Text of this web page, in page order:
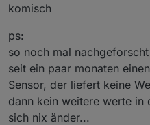
bei mir läuft es auch
komisch
ps:
so noch mal
seit ein paar monaten
Sensor, der liefert keine
dann kein weitere werte
sich nix änder...